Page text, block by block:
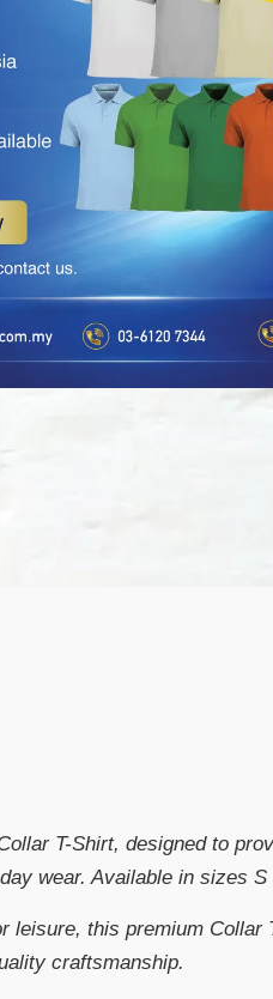
T-Shirt, designed to
wear. Available in sizes
leisure, this premium
craftsmanship.